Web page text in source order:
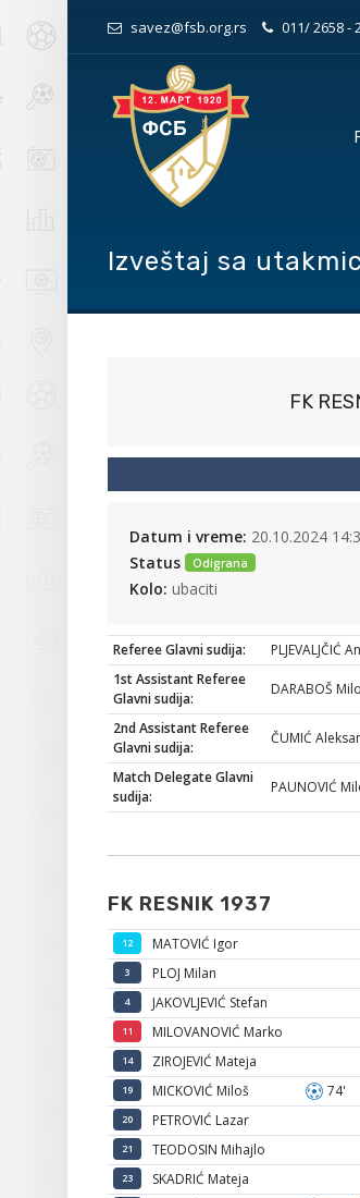
savez@fsb.org.rs 011/ 2658 -
Izveštaj sa
FK
Datum i vreme: 20.10.2024
Status
Odigrana
Kolo: ubaciti
Referee Glavni sudija:
PLJEVALJČIĆ
1st Assistant Referee
Glavni sudija:
DARABOŠ
2nd Assistant Referee
Glavni sudija:
ČUMIĆ
Match Delegate Glavni
sudija:
PAUNOVIĆ
FK RESNIK 1937
12 MATOVIĆ Igor
3 PLOJ Milan
4 JAKOVLJEVIĆ Stefan
11 MILOVANOVIĆ Marko
14 ZIROJEVIĆ Mateja
19 MICKOVIĆ Miloš 74'
20 PETROVIĆ Lazar
21 TEODOSIN Mihajlo
23 SKADRIĆ Mateja